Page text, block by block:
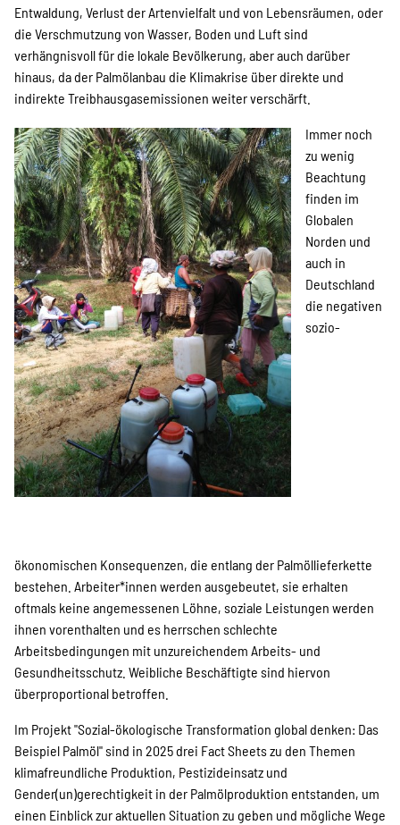
Projekte
Kampagne
Stellenangebote
Werde Mitglied
Newsletter abonnieren
SPENDEN
Transparenz
Kontakt
english
Indonesian
Entwaldung, Verlust der Artenvielfalt und von Lebensräumen, oder
die Verschmutzung von Wasser, Boden und Luft sind
verhängnisvoll für die lokale Bevölkerung, aber auch darüber
hinaus, da der Palmölanbau die Klimakrise über direkte und
indirekte Treibhausgasemissionen weiter verschärft.
Immer noch
zu wenig
Beachtung
finden im
Globalen
Norden und
auch in
Deutschland
die negativen
sozio-
ökonomischen Konsequenzen, die entlang der Palmöllieferkette
bestehen. Arbeiter*innen werden ausgebeutet, sie erhalten
oftmals keine angemessenen Löhne, soziale Leistungen werden
ihnen vorenthalten und es herrschen schlechte
Arbeitsbedingungen mit unzureichendem Arbeits- und
Gesundheitsschutz. Weibliche Beschäftigte sind hiervon
überproportional betroffen.
Im Projekt "Sozial-ökologische Transformation global denken: Das
Beispiel Palmöl" sind in 2025 drei Fact Sheets zu den Themen
klimafreundliche Produktion, Pestizideinsatz und
Gender(un)gerechtigkeit in der Palmölproduktion entstanden, um
einen Einblick zur aktuellen Situation zu geben und mögliche Wege